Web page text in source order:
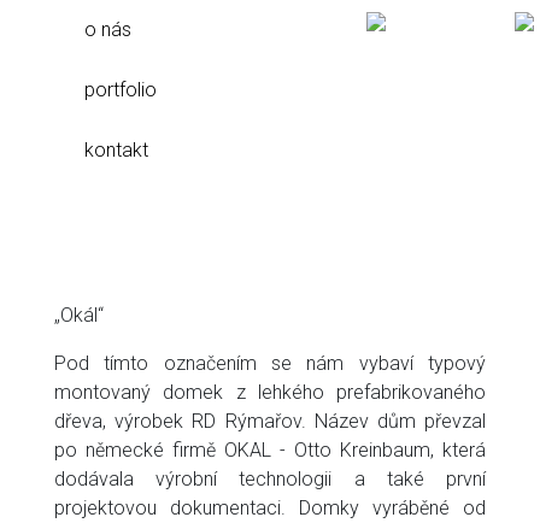
o nás
portfolio
kontakt
„Okál“
Pod tímto označením se nám vybaví typový
montovaný domek z lehkého prefabrikovaného
dřeva, výrobek RD Rýmařov. Název dům převzal
po německé firmě OKAL - Otto Kreinbaum, která
dodávala výrobní technologii a také první
projektovou dokumentaci. Domky vyráběné od